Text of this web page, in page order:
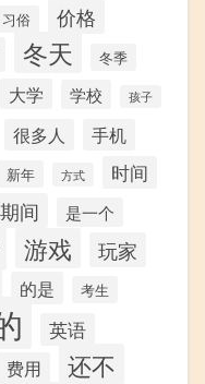
习俗 价格
冬天 冬季
大学 学校 孩子
很多人 手机
新年 方式 时间
间 是一个
游戏 玩家
的是 考生
英语
费用 还不